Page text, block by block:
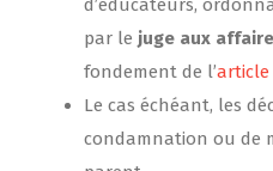
d’éducateurs,
par le juge aux
fondement de l’article
Le cas échéant, les
condamnation ou de